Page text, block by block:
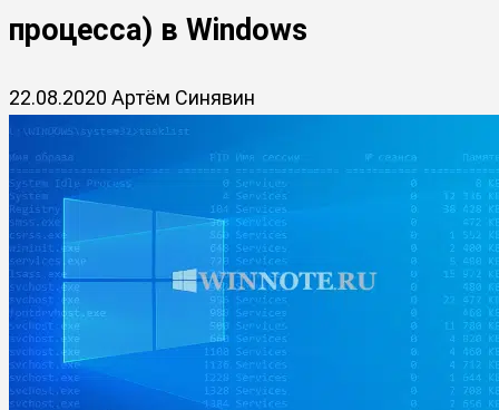
процесса) в Windows
22.08.2020 Артём Синявин